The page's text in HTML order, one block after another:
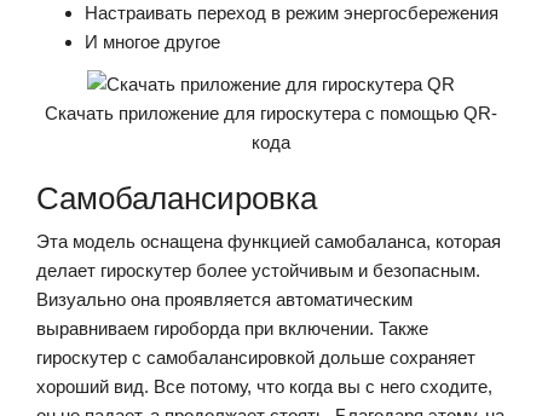
Настраивать переход в режим энергосбережения
И многое другое
Скачать приложение для гироскутера с помощью QR-
кода
Самобалансировка
Эта модель оснащена функцией самобаланса, которая
делает гироскутер более устойчивым и безопасным.
Визуально она проявляется автоматическим
выравниваем гироборда при включении. Также
гироскутер с самобалансировкой дольше сохраняет
хороший вид. Все потому, что когда вы с него сходите,